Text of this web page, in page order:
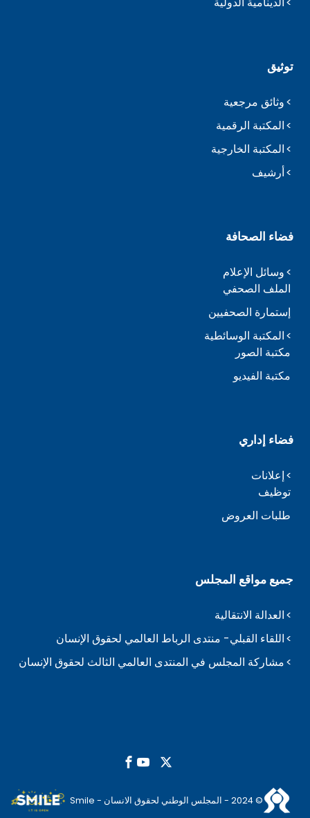
توثيق
وثائق مرجعية
المكتبة الرقمية
المكتبة الخارجية
أرشيف
فضاء الصحافة
وسائل الإعلام
الملف الصحفي
إستمارة الصحفيين
المكتبة الوسائطية
مكتبة الصور
مكتبة الفيديو
فضاء إداري
إعلانات
توظيف
طلبات العروض
جميع مواقع المجلس
العدالة الانتقالية
اللقاء القبلي- منتدى الرباط العالمي لحقوق الإنسان
مشاركة المجلس في المنتدى العالمي الثالث لحقوق الإنسان
© 2024 - المجلس الوطني لحقوق الانسان - Smile